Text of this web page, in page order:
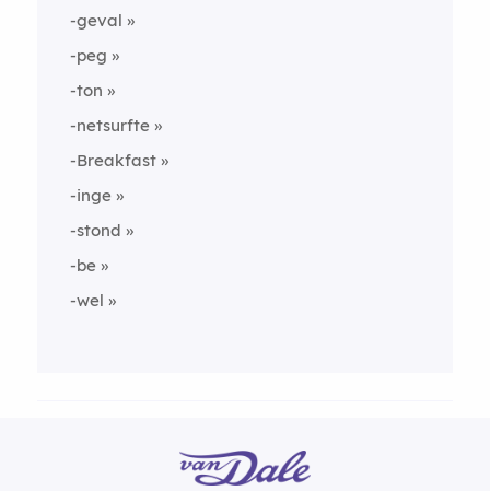
-geval
-peg
-ton
-netsurfte
-Breakfast
-inge
-stond
-be
-wel